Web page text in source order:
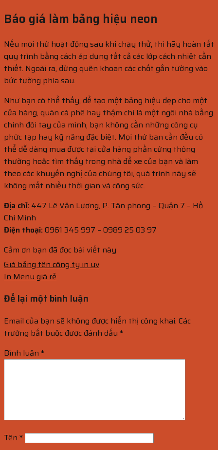
Báo giá làm bảng hiệu neon
Nếu mọi thứ hoạt động sau khi chạy thử, thì hãy hoàn tất
quy trình bằng cách áp dụng tất cả các lớp cách nhiệt cần
thiết. Ngoài ra, đừng quên khoan các chốt gắn tường vào
bức tường phía sau.
Như bạn có thể thấy, để tạo một bảng hiệu đẹp cho một
cửa hàng, quán cà phê hay thậm chí là một ngôi nhà bằng
chính đôi tay của mình, bạn không cần những công cụ
phức tạp hay kỹ năng đặc biệt. Mọi thứ bạn cần đều có
thể dễ dàng mua được tại cửa hàng phần cứng thông
thường hoặc tìm thấy trong nhà để xe của bạn và làm
theo các khuyến nghị của chúng tôi, quá trình này sẽ
không mất nhiều thời gian và công sức.
Địa chỉ: 447 Lê Văn Lương, P. Tân phong – Quận 7 – Hồ
Chí Minh
Điện thoại:0961 345 997 – 0989 25 03 97
Cảm ơn bạn đã đọc bài viết này
Giá bảng tên công ty in uv
In Menu giá rẻ
Để lại một bình luận
Email của bạn sẽ không được hiển thị công khai. Các
trường bắt buộc được đánh dấu *
Bình luận *
Tên *